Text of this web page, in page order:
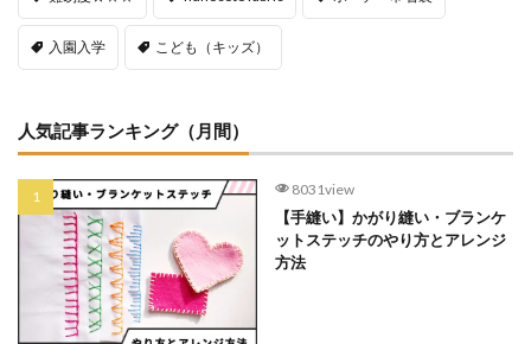
入園入学 こども（キッズ）
人気記事ランキング（月間）
8031view
【手縫い】かがり縫い・ブランケ
ットステッチのやり方とアレンジ
方法